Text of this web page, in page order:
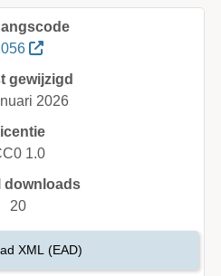
gewijzigd
2026
1.0
downloads
20
XML (EAD)